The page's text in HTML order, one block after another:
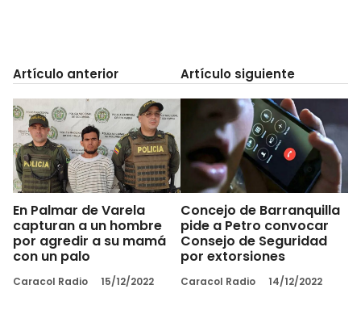
Artículo anterior
En Palmar de Varela
capturan a un hombre
por agredir a su mamá
con un palo
Caracol Radio 15/12/2022
Artículo siguiente
Concejo de Barranquilla
pide a Petro convocar
Consejo de Seguridad
por extorsiones
Caracol Radio 14/12/2022